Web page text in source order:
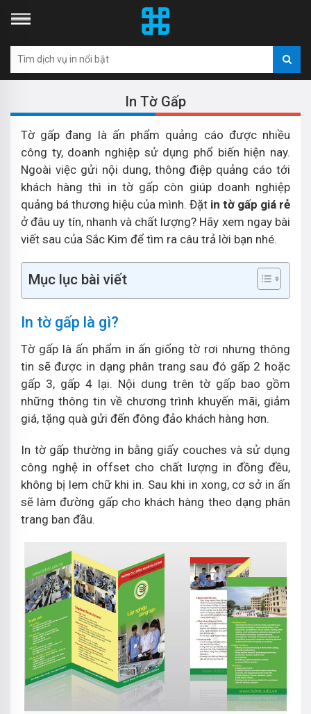
In Tờ Gấp
Tờ gấp đang là ấn phẩm quảng cáo được nhiều
công ty, doanh nghiệp sử dụng phổ biến hiện nay.
Ngoài việc gửi nội dung, thông điệp quảng cáo tới
khách hàng thì in tờ gấp còn giúp doanh nghiệp
quảng bá thương hiệu của mình. Đặt in tờ gấp giá rẻ
ở đâu uy tín, nhanh và chất lượng? Hãy xem ngay bài
viết sau của Sắc Kim để tìm ra câu trả lời bạn nhé.
Mục lục bài viết
In tờ gấp là gì?
Tờ gấp là ấn phẩm in ấn giống tờ rơi nhưng thông
tin sẽ được in dạng phân trang sau đó gấp 2 hoặc
gấp 3, gấp 4 lại. Nội dung trên tờ gấp bao gồm
những thông tin về chương trình khuyến mãi, giảm
giá, tặng quà gửi đến đông đảo khách hàng hơn.
In tờ gấp thường in bằng giấy couches và sử dụng
công nghệ in offset cho chất lượng in đồng đều,
không bị lem chữ khi in. Sau khi in xong, cơ sở in ấn
sẽ làm đường gấp cho khách hàng theo dạng phân
trang ban đầu.